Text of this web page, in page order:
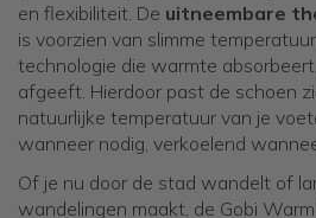
en flexibiliteit. De uitneembare
is voorzien van slimme
technologie die warmte
afgeeft. Hierdoor past de schoen
natuurlijke temperatuur van je
wanneer nodig, verkoelend
Of je nu door de stad wandelt of
wandelingen maakt, de Gobi